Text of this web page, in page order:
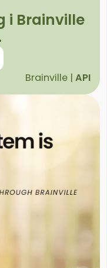
i Brainville
Brainville |API